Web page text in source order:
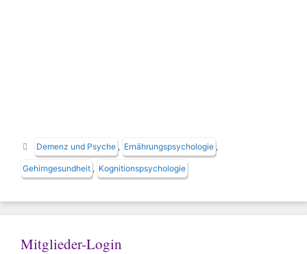
Schlagwörter
Demenz und Psyche Ernährungspsychologie
Gehirngesundheit Kognitionspsychologie
Mitglieder-Login